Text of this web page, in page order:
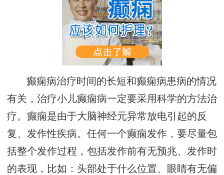
癫痫病治疗时间的长短和癫痫病患病的情况
有关，治疗小儿癫痫病一定要采用科学的方法治
疗。癫痫是由于大脑神经元异常放电引起的反
复、发作性疾病。任何一个癫痫发作，要尽量包
括整个发作过程，包括发作前有无预兆、发作时
的表现，比如：头部处于什么位置、眼睛有无偏